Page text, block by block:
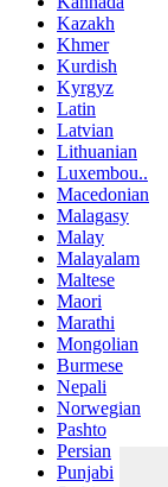
Kazakh
Khmer
Kurdish
Kyrgyz
Latin
Latvian
Lithuanian
Luxembou..
Macedonian
Malagasy
Malay
Malayalam
Maltese
Maori
Marathi
Mongolian
Burmese
Nepali
Norwegian
Pashto
Persian
Punjabi